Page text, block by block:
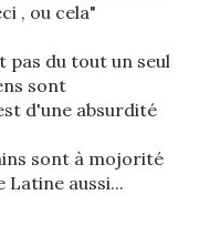
, ou cela"
pas du tout un seul
sont
d'une absurdité
sont à mojorité
Latine aussi...